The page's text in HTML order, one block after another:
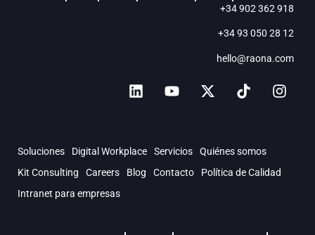
+34 902 362 918
+34 93 050 28 12
hello@raona.com
Soluciones Digital Workplace Servicios
Quiénes somos
Kit Consulting
Careers Blog Contacto
Política de Calidad
Intranet para empresas